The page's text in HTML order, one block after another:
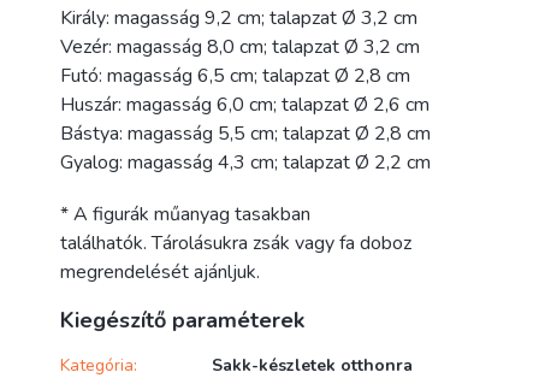
Király: magasság 9,2 cm; talapzat Ø 3,2 cm
Vezér: magasság 8,0 cm; talapzat Ø 3,2 cm
Futó: magasság 6,5 cm; talapzat Ø 2,8 cm
Huszár: magasság 6,0 cm; talapzat Ø 2,6 cm
Bástya: magasság 5,5 cm; talapzat Ø 2,8 cm
Gyalog: magasság 4,3 cm; talapzat Ø 2,2 cm
* A figurák műanyag tasakban
találhatók. Tárolásukra zsák vagy fa doboz
megrendelését ajánljuk.
Kiegészítő paraméterek
Kategória:
Sakk-készletek otthonra